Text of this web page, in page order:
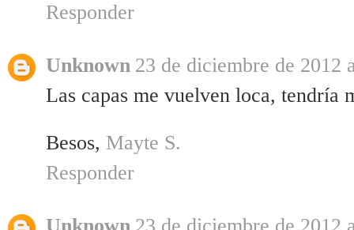
Responder
Unknown 23 de diciembre de 2012
Las capas me vuelven loca, tendría
Besos, Mayte S.
Responder